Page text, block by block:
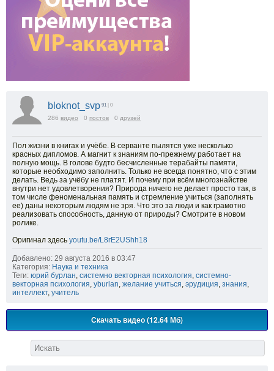
bloknot_svp 91 | 0
286 видео 0 постов 0 друзей
Пол жизни в книгах и учёбе. В серванте пылятся уже несколько
красных дипломов. А магнит к знаниям по-прежнему работает на
полную мощь. В голове будто бесчисленные терабайты памяти,
которые необходимо заполнить. Только не всегда понятно, что с этим
делать. Ведь за учёбу не платят. И почему при всём многознайстве
внутри нет удовлетворения? Природа ничего не делает просто так, в
том числе феноменальная память и стремление учиться (заполнять
ее) даны некоторым людям не зря. Что это за люди и как грамотно
реализовать способность, данную от природы? Смотрите в новом
ролике.
Оригинал здесь youtu.be/L8rE2UShh18
Добавлено: 29 августа 2016 в 03:47
Категория: Наука и техника
Теги: юрий бурлан, системно векторная психология, системно-
векторная психология, yburlan, желание учиться, эрудиция, знания,
интеллект, учитель
Скачать видео (12.64 Мб)